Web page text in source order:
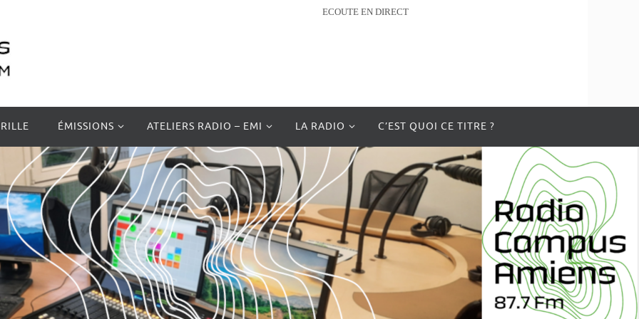
ECOUTE EN DIRECT
ÉMISSIONS ATELIERS RADIO – EMI LA RADIO C’EST QUOI CE TITRE ?